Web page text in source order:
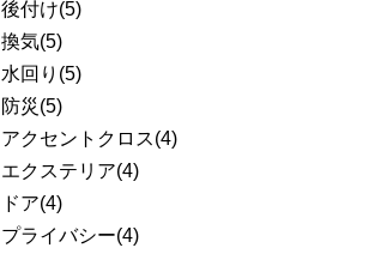
後付け(5)
換気(5)
水回り (5)
防災(5)
アクセントクロス(4)
エクステリア(4)
ドア(4)
プライバシー(4)